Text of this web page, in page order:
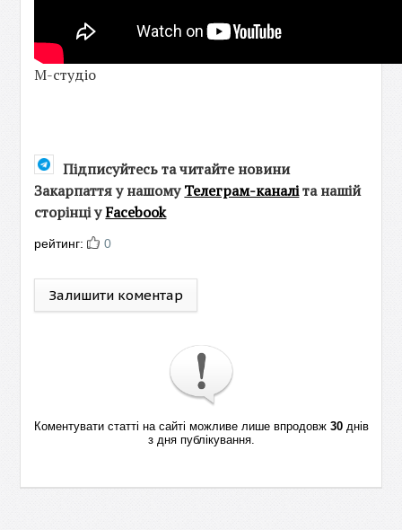
М-студіо
Підписуйтесь та читайте новини
Закарпаття у нашомуТелеграм-каналіта нашій
сторінці уFacebook
рейтинг: 0
Залишити коментар
Коментувати статті на сайті можливе лише впродовж 30днів
з дня публікування.